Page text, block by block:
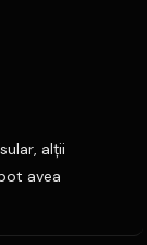
alţii
avea